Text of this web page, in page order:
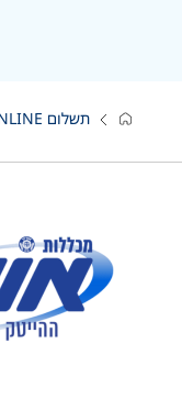
תשלום ONLINE מכללות אורט